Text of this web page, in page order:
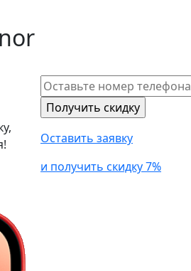
Оставить заявку
и получить скидку 7%